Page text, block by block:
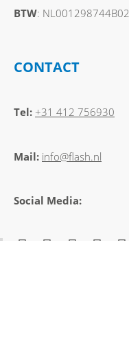
BTW: NL001298744B02
CONTACT
Tel: +31 412 756930
Mail: info@flash.nl
Social Media: